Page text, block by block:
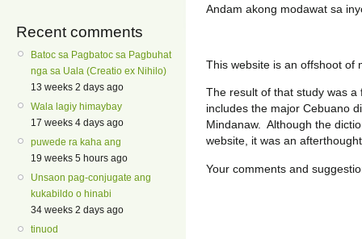
Recent comments
Batoc sa Pagbatoc sa Pagbuhat
nga sa Uala (Creatio ex Nihilo)
13 weeks 2 days ago
Wala lagiy himaybay
17 weeks 4 days ago
puwede ra kaha ang
19 weeks 5 hours ago
Unsaon pag-conjugate ang
kukabildo o hinabi
34 weeks 2 days ago
tinuod
Andam akong modawat sa
This website is an offshoot of
The result of that study was
includes the major Cebuano
Mindanaw. Although the
website, it was an
Your comments and